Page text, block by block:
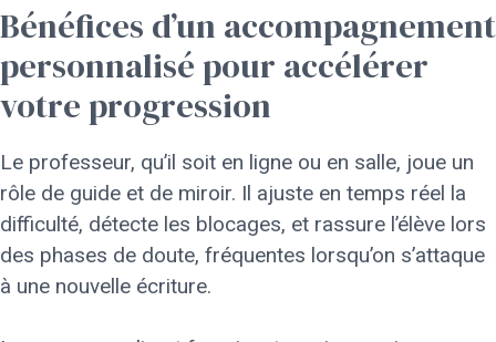
Bénéfices d’un accompagnement
personnalisé pour accélérer
votre progression
Le professeur, qu’il soit en ligne ou en salle, joue un
rôle de guide et de miroir. Il ajuste en temps réel la
difficulté, détecte les blocages, et rassure l’élève lors
des phases de doute, fréquentes lorsqu’on s’attaque
à une nouvelle écriture.